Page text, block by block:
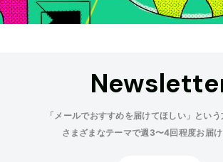
「メールでおすすめを届けてほしい」という
さまざまなテーマで週3〜4回程度お届け